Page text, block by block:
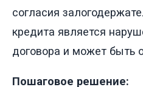
согласия
кредита является
договора и может быть
Пошаговое решение: